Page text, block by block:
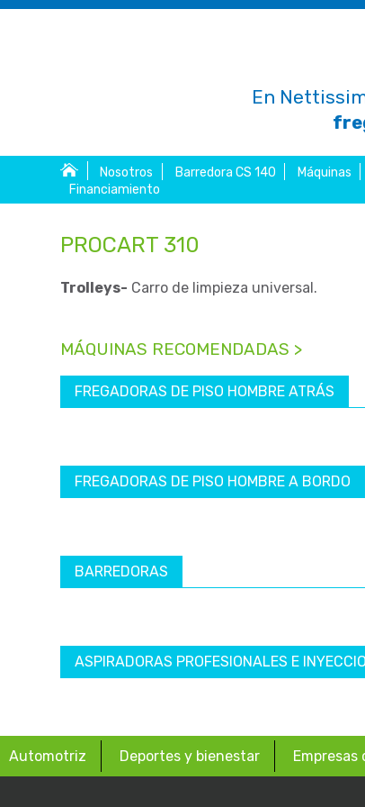
En
Nosotros Barredora CS 140 Máquinas
Financiamiento
PROCART 310
Trolleys- Carro de limpieza universal.
MÁQUINAS RECOMENDADAS >
FREGADORAS DE PISO HOMBRE ATRÁS
FREGADORAS DE PISO HOMBRE A BORDO
BARREDORAS
ASPIRADORAS PROFESIONALES E
Automotriz Deportes y bienestar Empresas